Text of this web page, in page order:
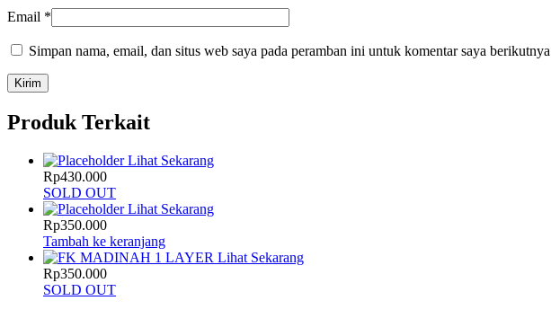
Email *
Simpan nama, email, dan situs web saya pada peramban ini untuk komentar saya
Produk Terkait
Lihat Sekarang
Rp430.000
SOLD OUT
Lihat Sekarang
Rp350.000
Tambah ke keranjang
Lihat Sekarang
Rp350.000
SOLD OUT